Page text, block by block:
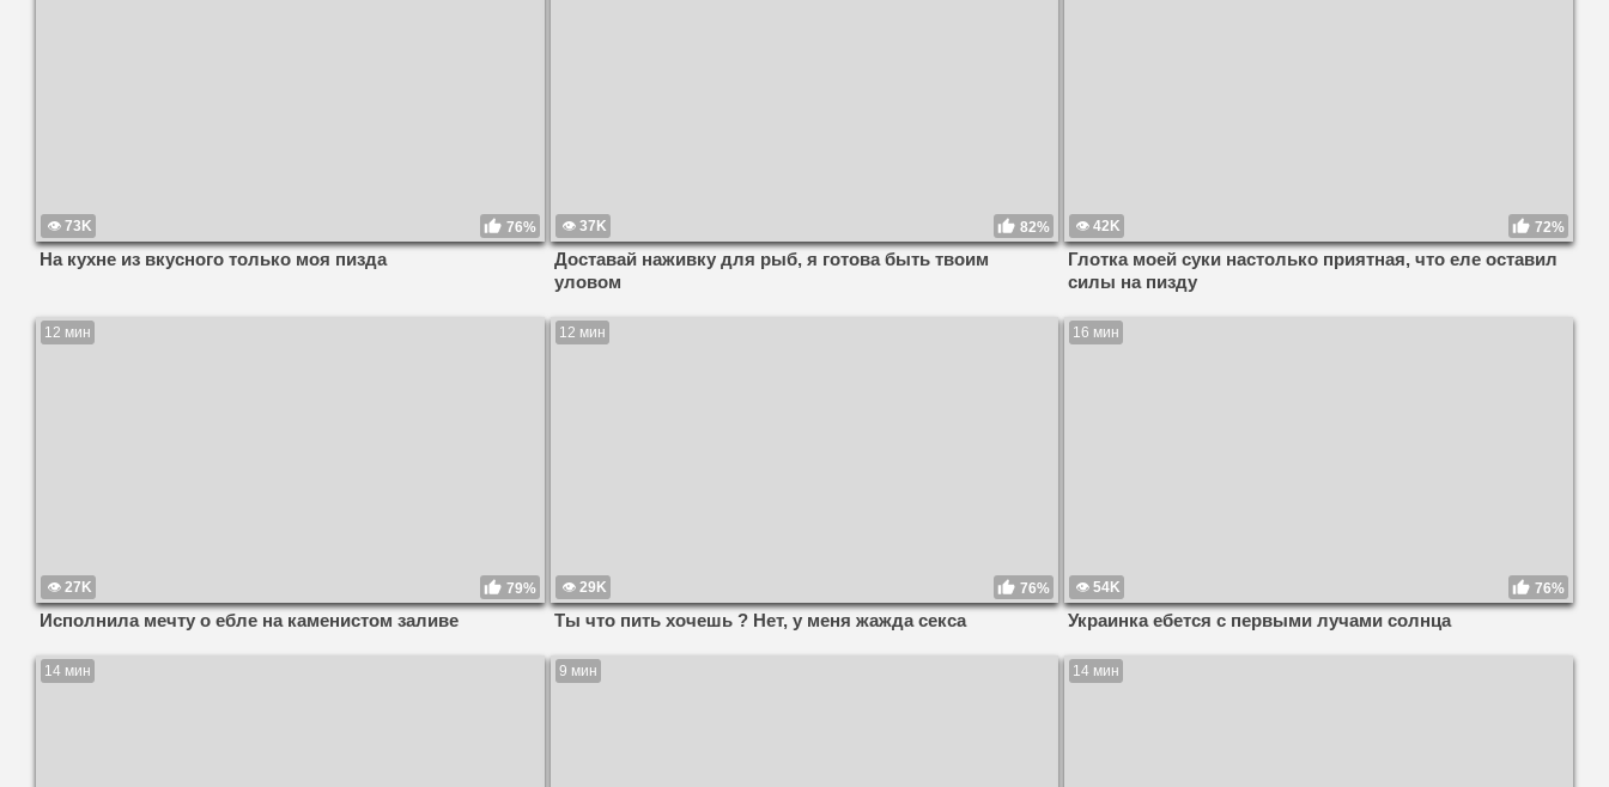
73K 76%
На кухне из вкусного только моя пизда
37K 82%
Доставай наживку для рыб, я готова быть твоим
уловом
42K 72%
Глотка моей суки настолько приятная, что еле оставил
силы на пизду
12 мин
27K 79%
Исполнила мечту о ебле на каменистом заливе
12 мин
29K 76%
Ты что пить хочешь ? Нет, у меня жажда секса
16 мин
54K 76%
Украинка ебется с первыми лучами солнца
14 мин 9 мин 14 мин